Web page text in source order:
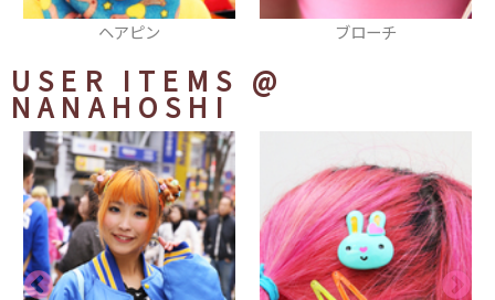
USER ITEMS @
NANAHOSHI